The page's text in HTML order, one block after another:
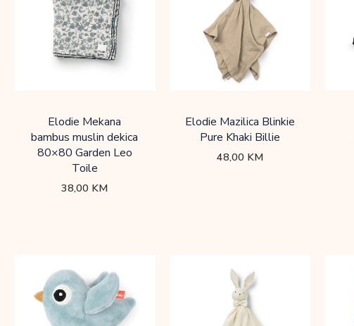
Elodie Mekana
bambus muslin dekica
80×80 Garden Leo
Toile
38,00 KM
Elodie Mazilica Blinkie
Pure Khaki Billie
48,00 KM